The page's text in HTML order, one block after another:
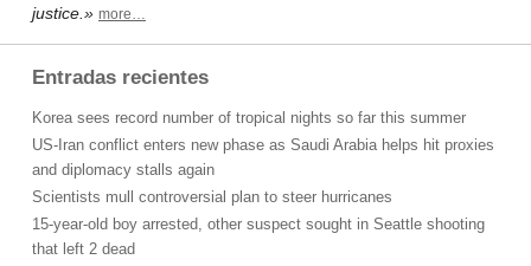
justice.» more…
Entradas recientes
Korea sees record number of tropical nights so far this summer
US-Iran conflict enters new phase as Saudi Arabia helps hit proxies
and diplomacy stalls again
Scientists mull controversial plan to steer hurricanes
15-year-old boy arrested, other suspect sought in Seattle shooting
that left 2 dead